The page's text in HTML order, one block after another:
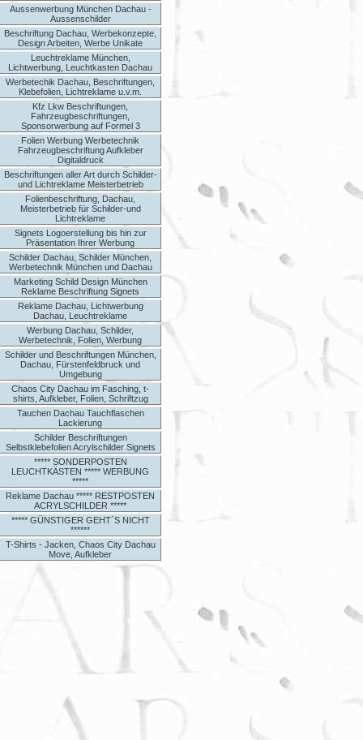
Aussenwerbung München Dachau -
Aussenschilder
Beschriftung Dachau, Werbekonzepte,
Design Arbeiten, Werbe Unikate
Leuchtreklame München,
Lichtwerbung, Leuchtkasten Dachau
Werbetechik Dachau, Beschriftungen,
Klebefolien, Lichtreklame u.v.m.
Kfz Lkw Beschriftungen,
Fahrzeugbeschriftungen,
Sponsorwerbung auf Formel 3
Folien Werbung Werbetechnik
Fahrzeugbeschriftung Aufkleber
Digitaldruck
Beschriftungen aller Art durch Schilder-
und Lichtreklame Meisterbetrieb
Folienbeschriftung, Dachau,
Meisterbetrieb für Schilder-und
Lichtreklame
Signets Logoerstellung bis hin zur
Präsentation Ihrer Werbung
Schilder Dachau, Schilder München,
Werbetechnik München und Dachau
Marketing Schild Design München
Reklame Beschriftung Signets
Reklame Dachau, Lichtwerbung
Dachau, Leuchtreklame
Werbung Dachau, Schilder,
Werbetechnik, Folien, Werbung
Schilder und Beschriftungen München,
Dachau, Fürstenfeldbruck und
Umgebung
Chaos City Dachau im Fasching, t-
shirts, Aufkleber, Folien, Schriftzug
Tauchen Dachau Tauchflaschen
Lackierung
Schilder Beschriftungen
Selbstklebefolien Acrylschilder Signets
***** SONDERPOSTEN
LEUCHTKÄSTEN ***** WERBUNG
*****
Reklame Dachau ***** RESTPOSTEN
ACRYLSCHILDER *****
***** GÜNSTIGER GEHT´S NICHT
******
T-Shirts - Jacken, Chaos City Dachau
Move, Aufkleber